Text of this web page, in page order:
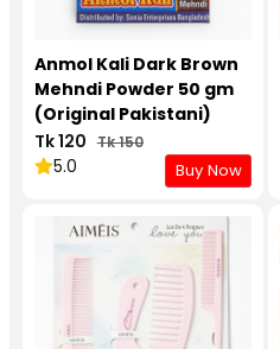
Anmol Kali Dark Brown
Mehndi Powder 50 gm
(Original Pakistani)
Tk 120 Tk 150
5.0 Buy Now